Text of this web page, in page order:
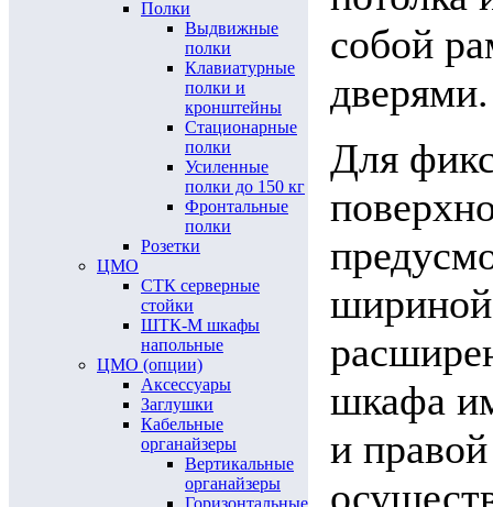
Полки
Выдвижные
полки
Клавиатурные
полки и
кронштейны
Стационарные
полки
Усиленные
полки до 150 кг
Фронтальные
полки
Розетки
ЦМО
СТК серверные
стойки
ШТК-М шкафы
напольные
ЦМО (опции)
Аксессуары
Заглушки
Кабельные
органайзеры
Вертикальные
органайзеры
Горизонтальные
собой
дверями.
Для
шкафа
и